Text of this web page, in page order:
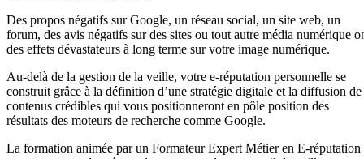
Des propos négatifs sur Google, un réseau social, un site web, un
forum, des avis négatifs sur des sites ou tout autre média numérique
des effets dévastateurs à long terme sur votre image numérique.
Au-delà de la gestion de la veille, votre e-réputation personnelle se
construit grâce à la définition d’une stratégie digitale et la diffusion de
contenus crédibles qui vous positionneront en pôle position des
résultats des moteurs de recherche comme Google.
La formation animée par un Formateur Expert Métier en E-réputation